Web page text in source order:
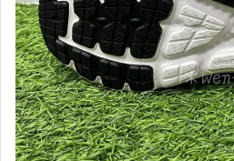
【ASICS亞瑟士】女慢跑&路跑鞋款
【Mizuno】男女款排羽桌球系列商品
【Mizuno】男短袖上衣
【Mizuno】男長袖上衣